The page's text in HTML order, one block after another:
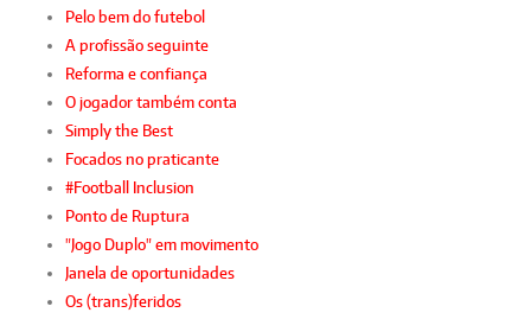
Pelo bem do futebol
A profissão seguinte
Reforma e confiança
O jogador também conta
Simply the Best
Focados no praticante
#Football Inclusion
Ponto de Ruptura
"Jogo Duplo" em movimento
Janela de oportunidades
Os (trans)feridos